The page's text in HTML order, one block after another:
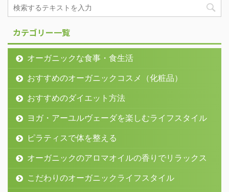
カテゴリー一覧
オーガニックな食事・食生活
おすすめのオーガニックコスメ（化粧品）
おすすめのダイエット方法
ヨガ・アーユルヴェーダを楽しむライフスタイル
ピラティスで体を整える
オーガニックのアロマオイルの香りでリラックス
こだわりのオーガニックライフスタイル